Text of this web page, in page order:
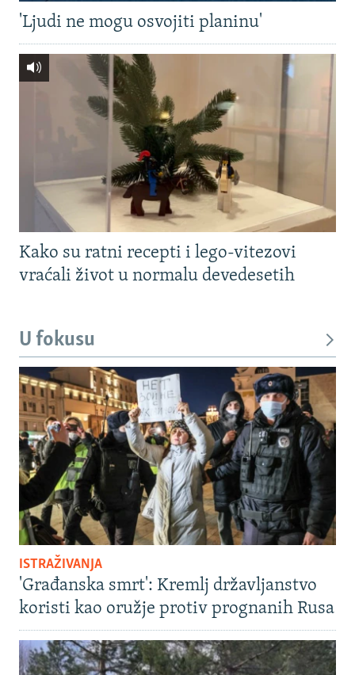
'Ljudi ne mogu osvojiti planinu'
Kako su ratni recepti i lego-vitezovi
vraćali život u normalu devedesetih
U fokusu
ISTRAŽIVANJA
'Građanska smrt': Kremlj državljanstvo
koristi kao oružje protiv prognanih Rusa